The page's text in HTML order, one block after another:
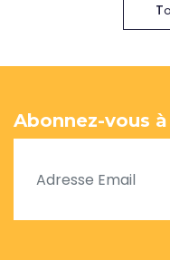
Abonnez-vous